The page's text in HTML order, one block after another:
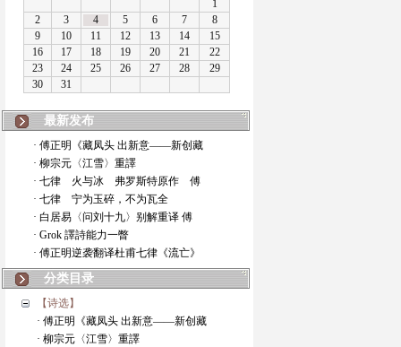
最新发布
· 傅正明《藏凤头 出新意——新创藏
· 柳宗元〈江雪〉重譯
· 七律 火与冰 弗罗斯特原作 傅
· 七律 宁为玉碎，不为瓦全
· 白居易〈问刘十九〉别解重译 傅
· Grok 譯詩能力一瞥
· 傅正明逆袭翻译杜甫七律《流亡》
分类目录
【诗选】
· 傅正明《藏凤头 出新意——新创藏
· 柳宗元〈江雪〉重譯